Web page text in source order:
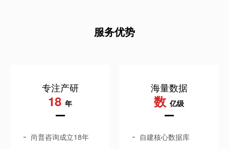
服务优势
专注产研
18 年
尚普咨询成立18年
海量数据
数 亿级
自建核心数据库